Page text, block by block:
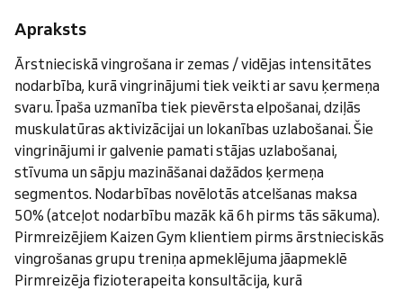
Apraksts
Ārstnieciskā vingrošana ir zemas / vidējas intensitātes
nodarbība, kurā vingrinājumi tiek veikti ar savu ķermeņa
svaru. Īpaša uzmanība tiek pievērsta elpošanai, dziļās
muskulatūras aktivizācijai un lokanības uzlabošanai. Šie
vingrinājumi ir galvenie pamati stājas uzlabošanai,
stīvuma un sāpju mazināšanai dažādos ķermeņa
segmentos. Nodarbības novēlotās atcelšanas maksa
50% (atceļot nodarbību mazāk kā 6h pirms tās sākuma).
Pirmreizējiem Kaizen Gym klientiem pirms ārstnieciskās
vingrošanas grupu treniņa apmeklējuma jāapmeklē
Pirmreizēja fizioterapeita konsultācija, kurā